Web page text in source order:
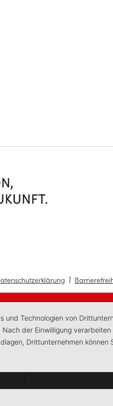
und Technologien von
der Einwilligung
Drittunternehmen